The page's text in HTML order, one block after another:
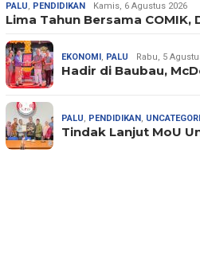
PALU, PENDIDIKAN Kamis, 6 Agustus 2026
Lima Tahun Bersama COMIK,
EKONOMI , PALU Rabu, 5
Hadir di Baubau,
PALU, PENDIDIKAN ,
Tindak Lanjut MoU